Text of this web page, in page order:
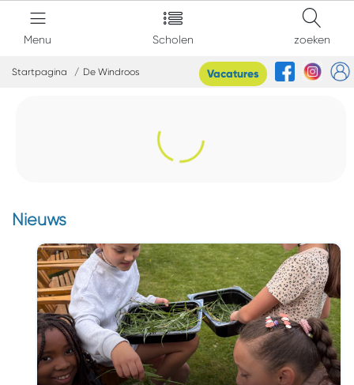
Menu Scholen zoeken
Startpagina De Windroos Vacatures
Nieuws